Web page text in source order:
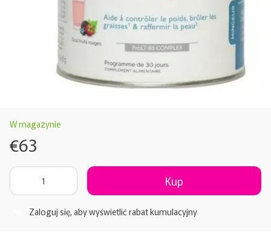
W magazynie
€63
Kup
Zaloguj się, aby wyświetlić rabat kumulacyjny